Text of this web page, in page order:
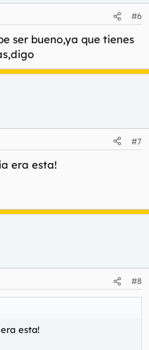
#6
ser bueno,ya que tienes
#7
era esta!
#8
esta!